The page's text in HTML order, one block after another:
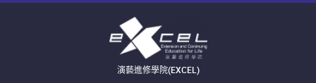
演藝進修學院(EXCEL)